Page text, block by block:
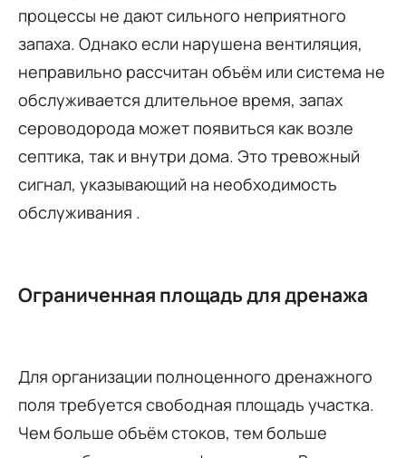
процессы не дают сильного неприятного
запаха. Однако если нарушена вентиляция,
неправильно рассчитан объём или система не
обслуживается длительное время, запах
сероводорода может появиться как возле
септика, так и внутри дома. Это тревожный
сигнал, указывающий на необходимость
обслуживания .
Ограниченная площадь для дренажа
Для организации полноценного дренажного
поля требуется свободная площадь участка.
Чем больше объём стоков, тем больше